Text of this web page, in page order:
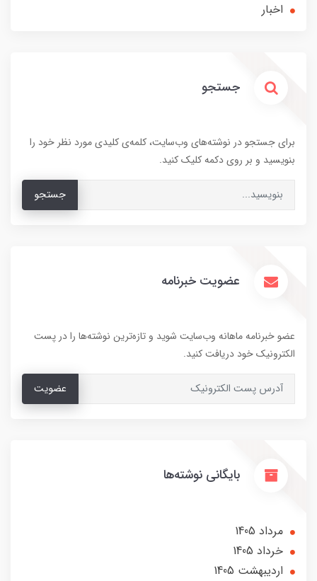
اخبار
جستجو
برای جستجو در نوشته‌های وب‌سایت، کلمه‌ی کلیدی مورد نظر خود را
بنویسید و بر روی دکمه کلیک کنید.
جستجو
عضویت خبرنامه
عضو خبرنامه ماهانه وب‌سایت شوید و تازه‌ترین نوشته‌ها را در پست
الکترونیک خود دریافت کنید.
عضویت
بایگانی نوشته‌ها
مرداد 1405
خرداد 1405
ارديبهشت 1405